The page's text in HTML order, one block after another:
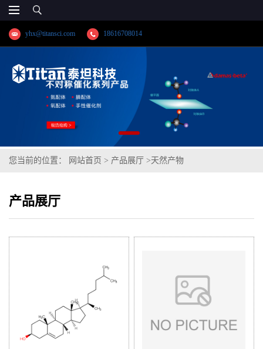
yhx@titansci.com 18616708014
您当前的位置： 网站首页 > 产品展厅 >天然产物
产品展厅